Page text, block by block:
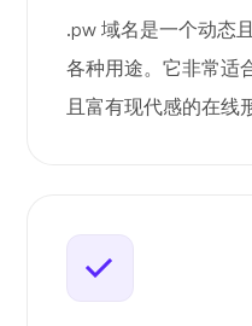
.pw 域名是一个动态
各种用途。它非常适
且富有现代感的在线